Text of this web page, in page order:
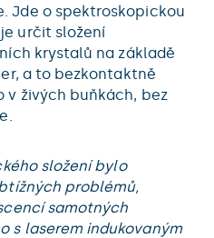
Jde o spektroskopickou
určit složení
krystalů na základě
a to bezkontaktně
v živých buňkách, bez
složení bylo
problémů,
samotných
s laserem indukovaným